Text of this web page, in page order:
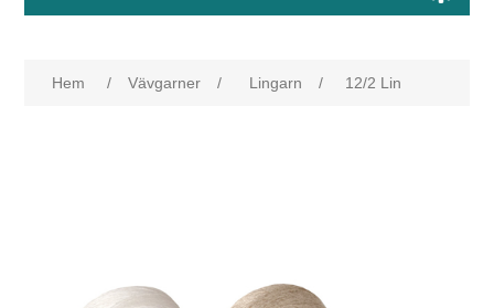
Hem / Vävgarner / Lingarn / 12/2 Lin